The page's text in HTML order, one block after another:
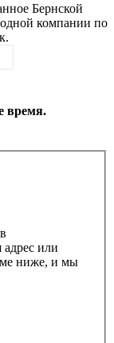
Бернской
компании по
время.
или
ниже, и мы